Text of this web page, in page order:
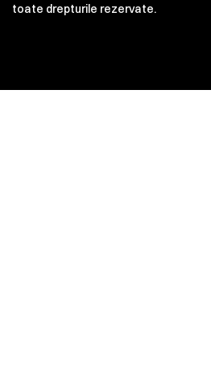
toate drepturile rezervate.